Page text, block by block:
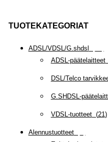
TUOTEKATEGORIAT
ADSL/VDSL/G.shdsl
ADSL-päätelaitteet
DSL/Telco
G.SHDSL-
VDSL-tuotteet(21)
Alennustuotteet(